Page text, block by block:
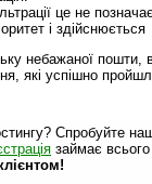
це не
і
небажаної пошти,
які успішно
Спробуйте
займає